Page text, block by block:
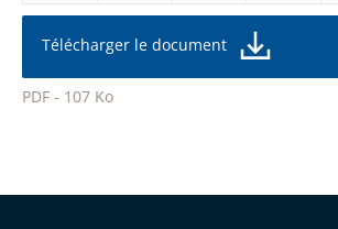
partage
de
l'article
pour
la
de
police
Télécharger le document
PDF - 107 Ko